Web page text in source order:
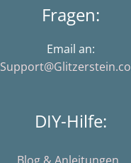
Fragen:
Email an:
DIY-Hilfe: